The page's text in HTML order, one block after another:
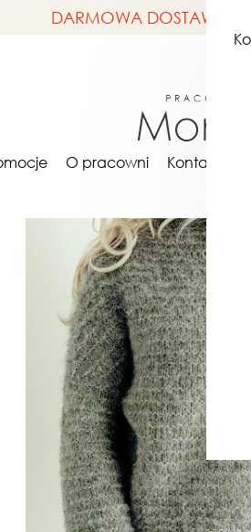
DARMOWA DOSTAWA
O pracowni Kontakt
ONA Swetry